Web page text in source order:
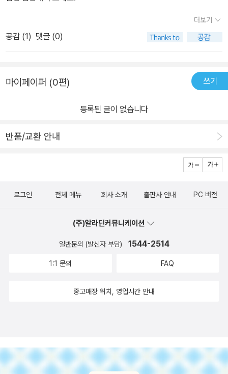
더보기
공감 (1) 댓글 (0)
마이페이퍼 (0편) 쓰기
등록된 글이 없습니다
반품/교환 안내
로그인 전체 메뉴 회사 소개 출판사 안내 PC 버전
(주)알라딘커뮤니케이션
일반문의 (발신자 부담) 1544-2514
1:1 문의 FAQ
중고매장 위치, 영업시간 안내